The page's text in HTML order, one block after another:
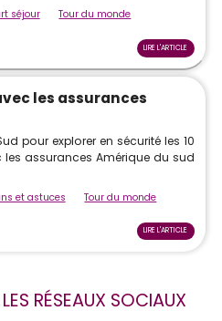
séjour Tour du monde
LIRE L'ARTICLE
les assurances
pour explorer en sécurité les 10
assurances Amérique du sud
et astuces Tour du monde
LIRE L'ARTICLE
RÉSEAUX SOCIAUX